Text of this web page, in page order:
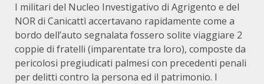
I militari del Nucleo Investigativo di Agrigento e del
NOR di Canicattì accertavano rapidamente come a
bordo dell’auto segnalata fossero solite viaggiare 2
coppie di fratelli (imparentate tra loro), composte da
pericolosi pregiudicati palmesi con precedenti penali
per delitti contro la persona ed il patrimonio. I